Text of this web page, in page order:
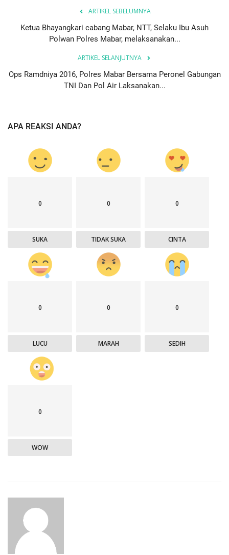
ARTIKEL SEBELUMNYA
Ketua Bhayangkari cabang Mabar, NTT, Selaku Ibu Asuh
Polwan Polres Mabar, melaksanakan...
ARTIKEL SELANJUTNYA
Ops Ramdniya 2016, Polres Mabar Bersama Peronel Gabungan
TNI Dan Pol Air Laksanakan...
APA REAKSI ANDA?
0
SUKA
0
TIDAK SUKA
0
CINTA
0
LUCU
0
MARAH
0
SEDIH
0
WOW